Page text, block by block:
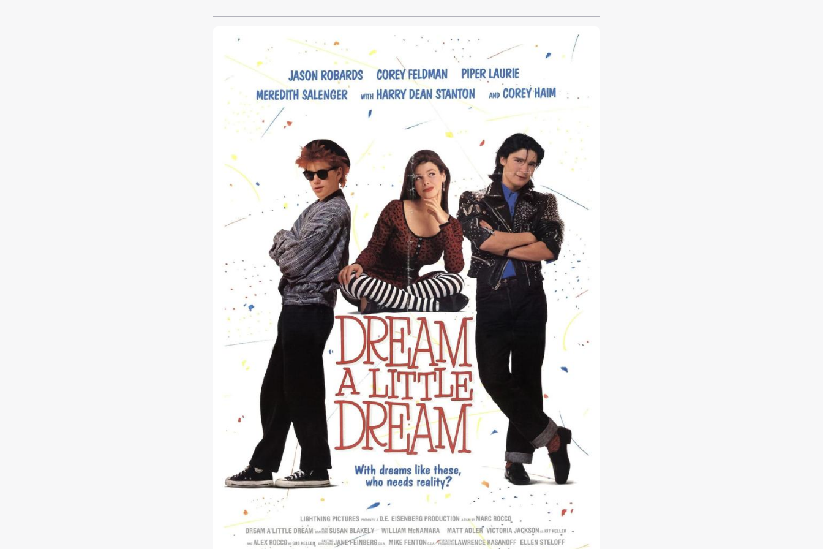
gelangweilte Gottesdienstbesucher und verärgerte Bandenchefs sein kleinstes
werden und Pastor White braucht mehr denn je himmlische Unterstützung, um
seine neue Gemeinde vor dem Aus zu retten.